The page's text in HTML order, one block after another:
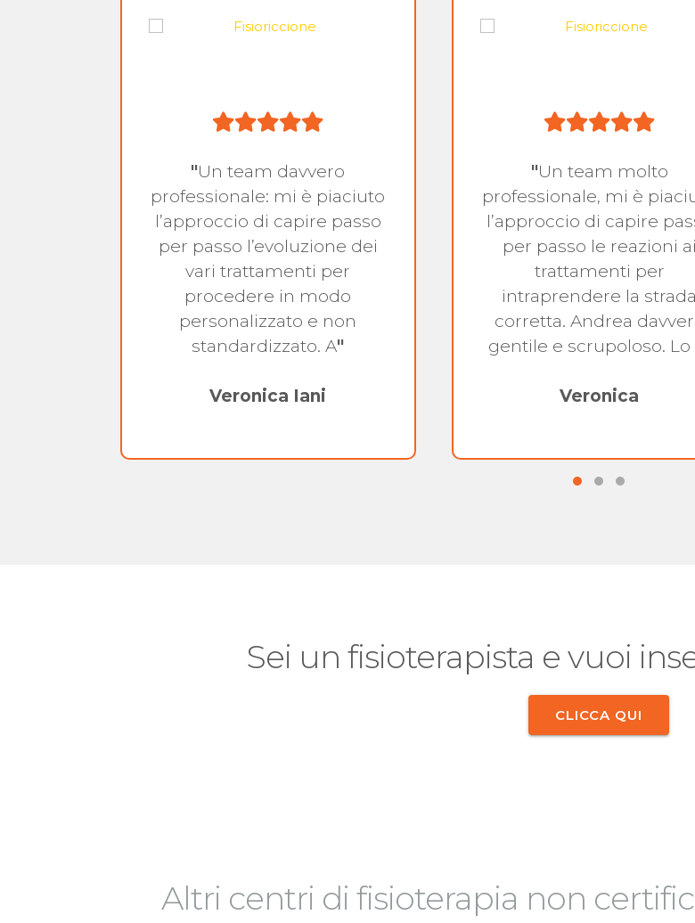
"Un team davvero
professionale: mi è piaciuto
l’approccio di capire passo
per passo l’evoluzione dei
vari trattamenti per
procedere in modo
personalizzato e non
standardizzato. A"
Veronica Iani
"Un team molto
professionale, mi è
l’approccio di capire
per passo le reazioni ai
trattamenti per
intraprendere la strada
corretta. Andrea
gentile e scrupoloso. Lo
Veronica
Sei un fisioterapista e vuoi
CLICCA QUI
Altri centri di fisioterapia non